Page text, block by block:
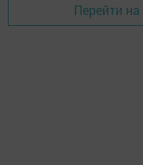
Перейти